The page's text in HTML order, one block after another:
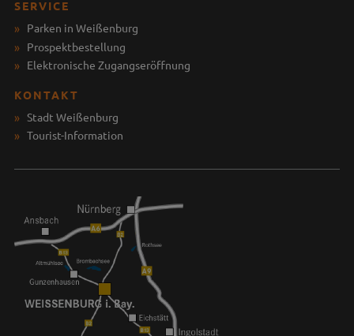
SERVICE
Parken in Weißenburg
Prospektbestellung
Elektronische Zugangseröffnung
KONTAKT
Stadt Weißenburg
Tourist-Information